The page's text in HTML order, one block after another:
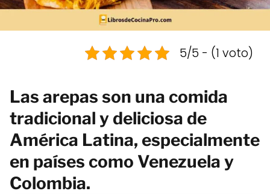
5/5 - (1 voto)
Las arepas son una comida
tradicional y deliciosa de
América Latina, especialmente
en países como Venezuela y
Colombia.